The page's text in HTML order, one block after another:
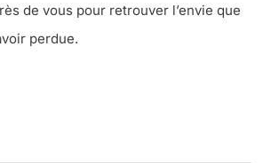
de vous pour retrouver l’envie que
perdue.